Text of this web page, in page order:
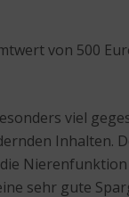
von 500
viel
Inhalten.
sehr gute